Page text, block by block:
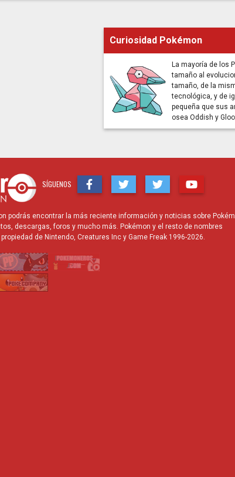
Curiosidad Pokémon
La mayoría de los
tamaño al
tamaño, de la
tecnológica, y de
pequeña que sus
osea Oddish y
SÍGUENOS
podrás encontrar la más reciente información y noticias sobre
descargas, foros y mucho más. Pokémon y el resto de nombres
de Nintendo, Creatures Inc y Game Freak 1996-2026.